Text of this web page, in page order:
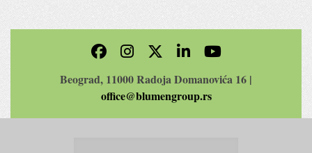
Beograd, 11000 Radoja Domanovića 16 |
office@blumengroup.rs